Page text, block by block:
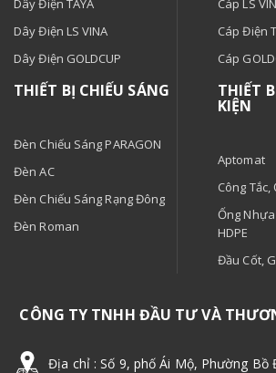
Dây Điện TAYA
Dây Điện LS VINA
Dây Điện GOLDCUP
Cáp LS
Cáp Điện
Cáp
THIẾT BỊ CHIẾU SÁNG
Đèn Chiếu Sáng PARAGON
Đèn AC
Đèn Chiếu Sáng Rạng Đông
Đèn Roman
THIẾT
KIỆN
Aptomat
Công Tắc,
Ống
HDPE
Đầu Cốt,
CÔNG TY TNHH ĐẦU TƯ VÀ
Địa chỉ : Số 9, phố Ái Mộ, Phường Bồ